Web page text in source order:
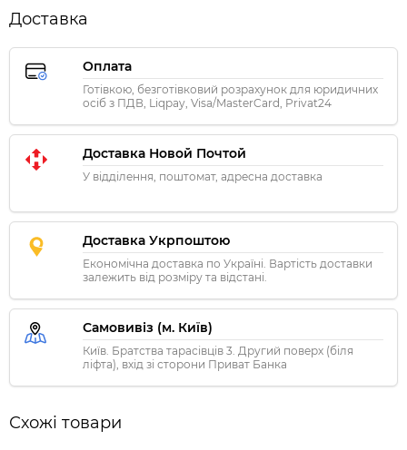
Доставка
Оплата
Готівкою, безготівковий розрахунок для юридичних
осіб з ПДВ, Liqpay, Visa/MasterCard, Privat24
Доставка Новой Почтой
У відділення, поштомат, адресна доставка
Доставка Укрпоштою
Економічна доставка по Україні. Вартість доставки
залежить від розміру та відстані.
Самовивіз (м. Київ)
Київ. Братства тарасівців 3. Другий поверх (біля
ліфта), вхід зі сторони Приват Банка
Схожі товари